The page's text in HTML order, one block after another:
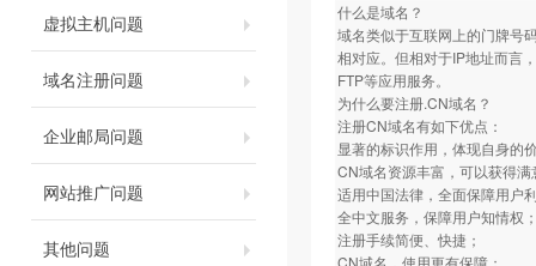
虚拟主机问题
域名注册问题
企业邮局问题
网站推广问题
其他问题
什么是域名？
域名类似于互联网上的门牌号
相对应。但相对于IP地址而言
FTP等应用服务。
为什么要注册.CN域名？
注册CN域名有如下优点：
显著的标识作用，体现自身的
CN域名资源丰富，可以获得满
适用中国法律，全面保障用户
全中文服务，保障用户知情权
注册手续简便、快捷；
CN域名，使用更有保障；